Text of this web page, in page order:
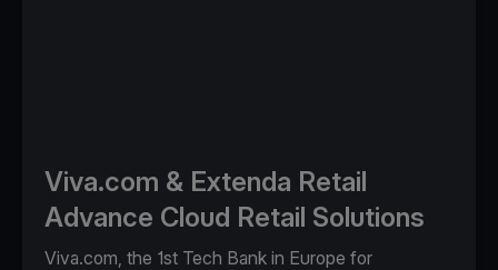
Viva.com & Extenda Retail
Advance Cloud Retail Solutions
Viva.com, the 1st Tech Bank in Europe for